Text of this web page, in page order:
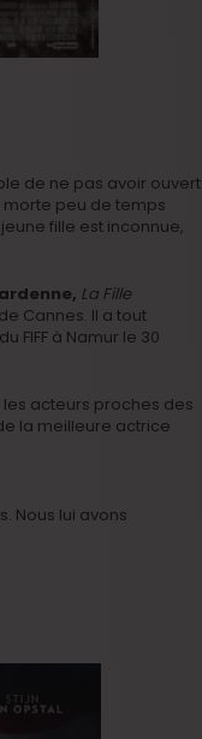
de ne pas avoir ouvert
peu de temps
fille est inconnue,
La Fille
Cannes. Il a tout
FIFF à Namur le 30
acteurs proches des
la meilleure actrice
Nous lui avons